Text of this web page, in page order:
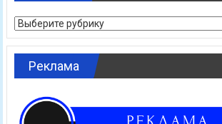
Рубрики
Реклама